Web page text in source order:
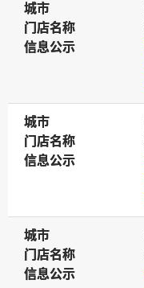
城市
城市
门店名称
门店名称
信息公示
信息公示
城市
城市
门店名称
门店名称
信息公示
信息公示
城市
城市
门店名称
门店名称
信息公示
信息公示